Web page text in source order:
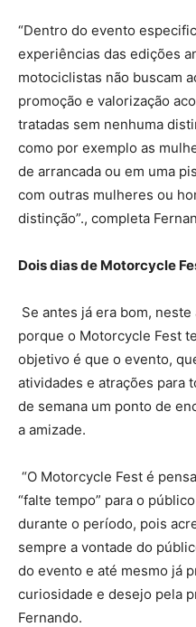
“Dentro do evento
experiências das edições
motociclistas não buscam
promoção e valorização
tratadas sem nenhuma
como por exemplo as
de arrancada ou em uma
com outras mulheres ou
distinção”., completa
Dois dias de Motorcycle
Se antes já era bom,
porque o Motorcycle Fest
objetivo é que o evento,
atividades e atrações para
de semana um ponto de
a amizade.
“O Motorcycle Fest é
“falte tempo” para o
durante o período, pois
sempre a vontade do
do evento e até mesmo já
curiosidade e desejo pela
Fernando.